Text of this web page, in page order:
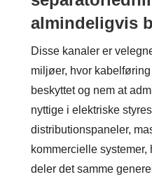
almindeligvis
Disse kanaler er
miljøer, hvor
beskyttet og nem at
nyttige i elektriske
distributionspaneler,
kommercielle
deler det samme